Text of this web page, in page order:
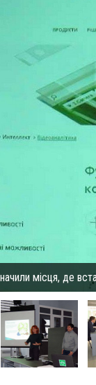
місця, де